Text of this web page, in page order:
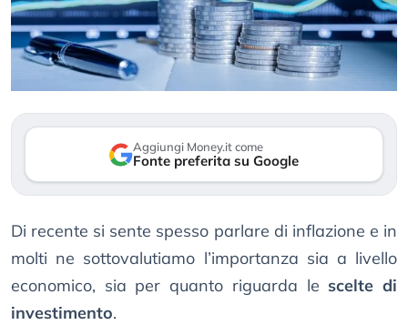
Aggiungi Money.it come
Fonte preferita su Google
Di recente si sente spesso parlare di inflazione e in
molti ne sottovalutiamo l’importanza sia a livello
economico, sia per quanto riguarda le scelte di
investimento.